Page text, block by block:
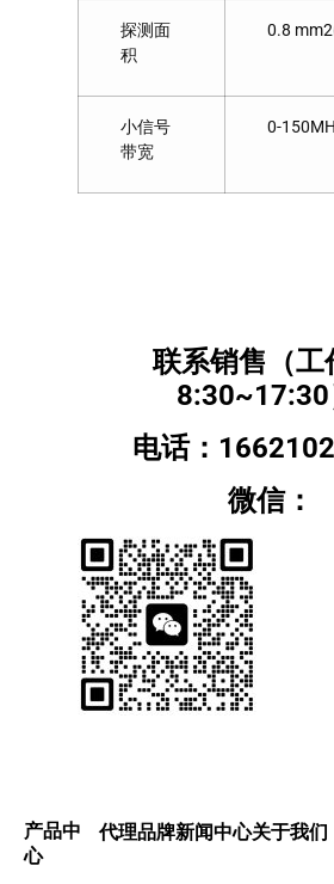
探测面
积
0.8
小信号
带宽
0-
联系销售（工
8:30~17:30
电话：
微信：
产品中
心
代理品牌新闻中心关于我们